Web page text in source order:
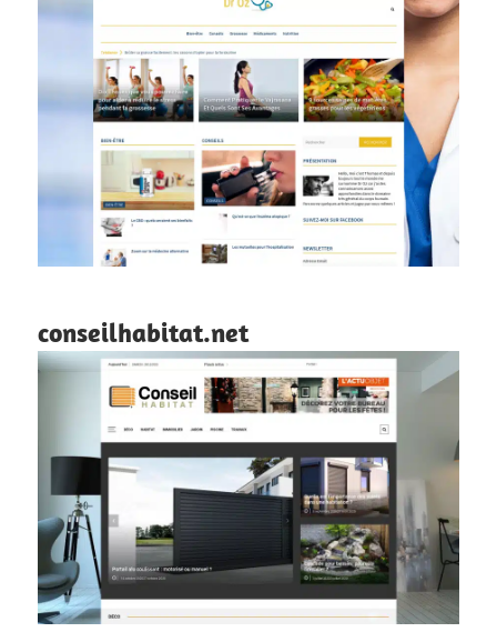
conseilhabitat.net